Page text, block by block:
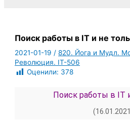
Поиск работы в IT и не
2021-01-19/820. Йога и Мудл.
Революция. IT-506
Оценили: 378
Поиск работы в IT